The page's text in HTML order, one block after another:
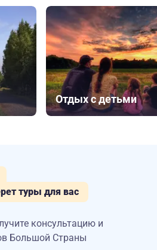
Отдых с детьми
туры для вас
консультацию и
Большой Страны